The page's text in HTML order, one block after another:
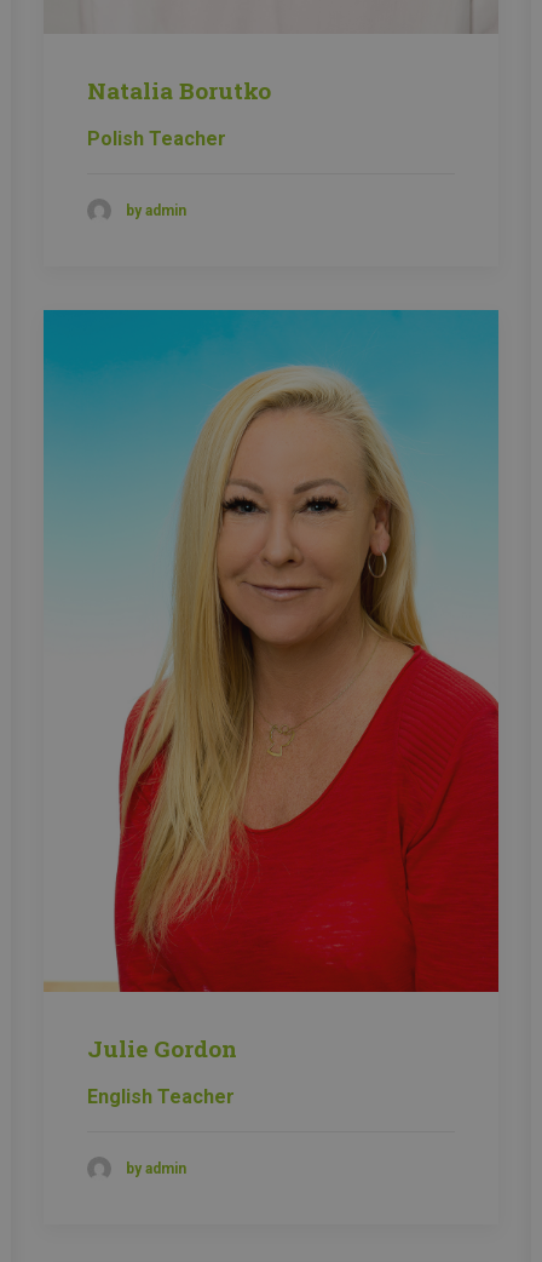
Natalia Borutko
Polish Teacher
by admin
Julie Gordon
English Teacher
by admin